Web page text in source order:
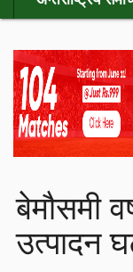
बेमौसमी
उत्पादन